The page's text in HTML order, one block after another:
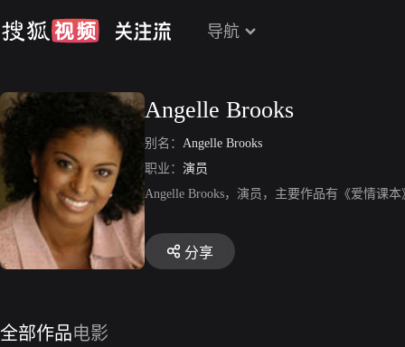
导航
Angelle Brooks
别名： Angelle Brooks
职业： 演员
Angelle Brooks，演员，主要作品有《爱情课
分享
全部作品电影